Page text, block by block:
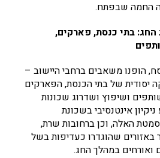
החמה שבפתח.
בתי כנסת, פארקים,
הופנו משאבים ברחבי היישוב –
יסודית של בתי הכנסת, הפארקים
ושיפוץ ושדרוג שכונות
אינטנסיבי בשכונת
האלה, וכן ברחובות שרת,
באזורים שהוגדרו כעדיפות בשל
ואורחים במהלך החג.